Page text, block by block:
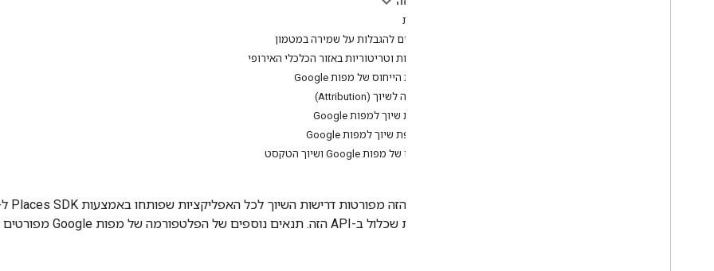
מדיניות
חריגים להגבלות על שמירה במטמון
מדינות וטריטוריות באזור הכלכלי האירופי
דרישות הייחוס של מפות Google
דוגמה לשיוך (Attribution)
הצגת שיוך למפות Google
הוספת שיוך למפות Google
הלוגו של מפות Google ושיוך הטקסט
למקומות שכלול ב-API הזה. תנאים נוספים של הפלטפורמה של מפות Google מפורטים ב